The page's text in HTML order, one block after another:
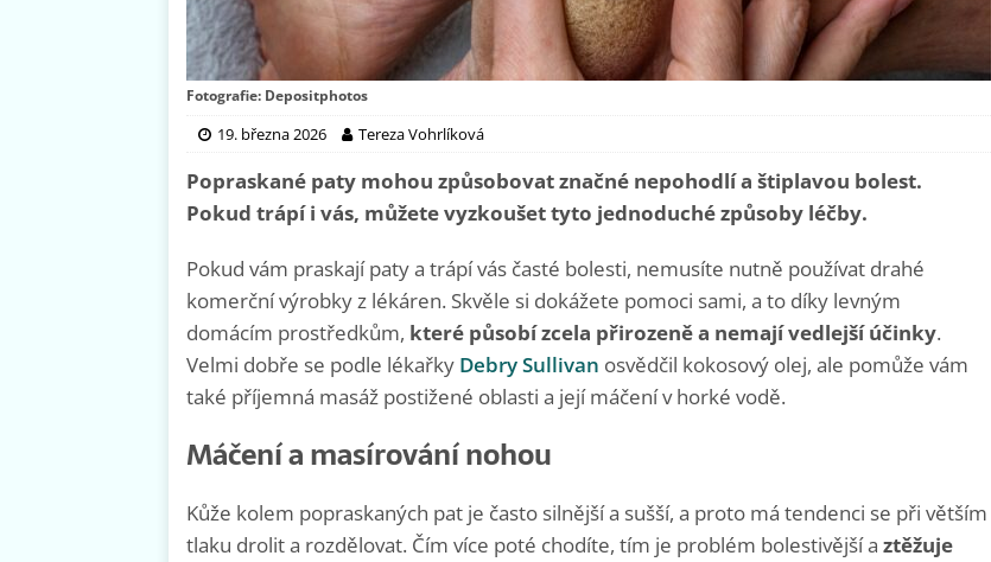
Fotografie: Depositphotos
19. března 2026 Tereza Vohrlíková
Popraskané paty mohou způsobovat značné nepohodlí a štiplavou bolest.
Pokud trápí i vás, můžete vyzkoušet tyto jednoduché způsoby léčby.
Pokud vám praskají paty a trápí vás časté bolesti, nemusíte nutně používat drahé
komerční výrobky z lékáren. Skvěle si dokážete pomoci sami, a to díky levným
domácím prostředkům, které působí zcela přirozeně a nemají vedlejší účinky.
Velmi dobře se podle lékařky Debry Sullivan osvědčil kokosový olej, ale pomůže vám
také příjemná masáž postižené oblasti a její máčení v horké vodě.
Máčení a masírování nohou
Kůže kolem popraskaných pat je často silnější a sušší, a proto má tendenci se při větším
tlaku drolit a rozdělovat. Čím více poté chodíte, tím je problém bolestivější a ztěžuje